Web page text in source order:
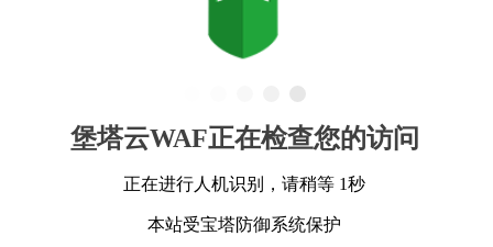
堡塔云WAF正在检查您的访问
正在进行人机识别，请稍等 1秒
本站受宝塔防御系统保护